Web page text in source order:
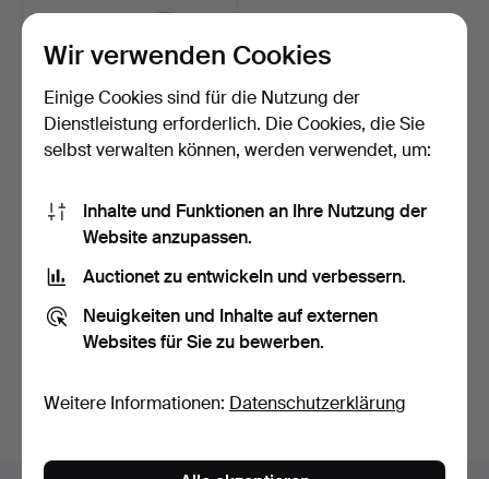
Kerzenleuchter, ein Paar,
64 USD
Suche speichern
Archivsuchen.
Wir verwenden Cookies
Einige Cookies sind für die Nutzung der
Dienstleistung erforderlich. Die Cookies, die Sie
selbst verwalten können, werden verwendet, um:
Inhalte und Funktionen an Ihre Nutzung der
Website anzupassen.
Auctionet zu entwickeln und verbessern.
Neuigkeiten und Inhalte auf externen
Websites für Sie zu bewerben.
Weitere Informationen: Datenschutzerklärung